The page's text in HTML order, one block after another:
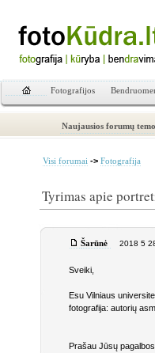
Fotografijos
Naujausios forumų
Visi forumai -> Fotografija
Tyrimas apie
Šarūnė 2018 5
Sveiki,
Esu Vilniaus
fotografija: autorių
Prašau Jūsų